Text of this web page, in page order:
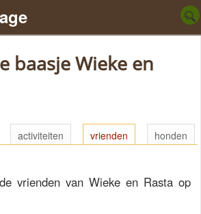
activiteiten vrienden honden
vrienden van Wieke en Rasta op